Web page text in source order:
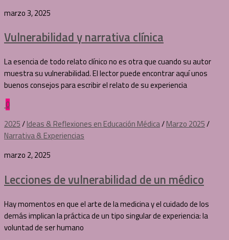
marzo 3, 2025
Vulnerabilidad y narrativa clínica
La esencia de todo relato clínico no es otra que cuando su autor
muestra su vulnerabilidad. El lector puede encontrar aquí unos
buenos consejos para escribir el relato de su experiencia
0
2025/Ideas & Reflexiones en Educación Médica/Marzo 2025/
Narrativa & Experiencias
marzo 2, 2025
Lecciones de vulnerabilidad de un médico
Hay momentos en que el arte de la medicina y el cuidado de los
demás implican la práctica de un tipo singular de experiencia: la
voluntad de ser humano